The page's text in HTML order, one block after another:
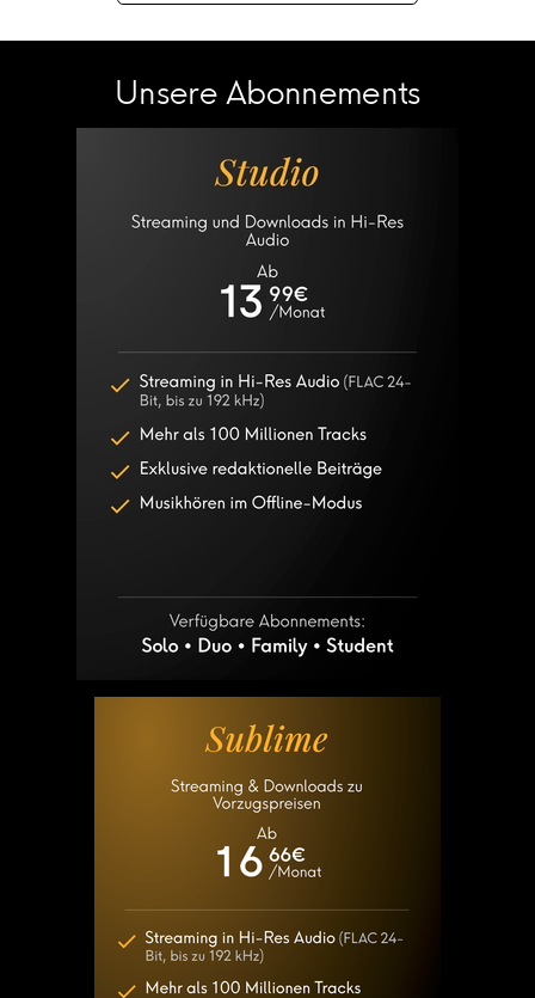
Unsere Abonnements